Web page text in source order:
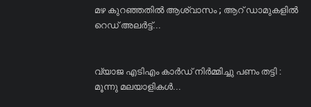
മഴ കുറഞ്ഞതില്‍ ആശ്വാസം ; ആറ് ഡാമുകളില്‍
റെഡ് അലര്‍ട്ട്...
വ്യാജ എടിഎം കാർഡ് നിർമ്മിച്ചു പണം തട്ടി :
മൂന്നു മലയാളികൾ...